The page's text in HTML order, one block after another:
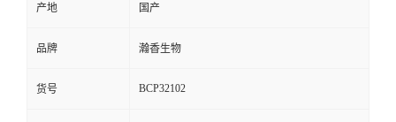
产地 国产
品牌 瀚香生物
货号 BCP32102